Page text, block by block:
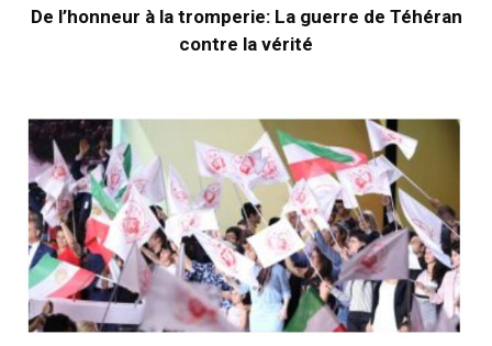
De l’honneur à la tromperie: La guerre de Téhéran
contre la vérité